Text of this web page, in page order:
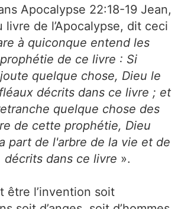
Apocalypse 22:18-19 Jean,
livre de l’Apocalypse, dit ceci
à quiconque entend les
de ce livre : Si
quelque chose, Dieu le
décrits dans ce livre ; et
quelque chose des
de cette prophétie, Dieu
part de l'arbre de la vie et de
décrits dans ce livre ».
être l’invention soit